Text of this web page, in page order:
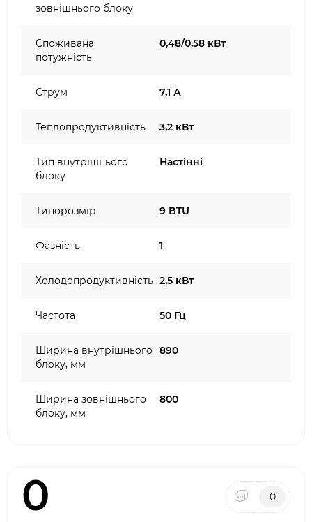
зовнішнього блоку
Споживана
потужність
0,48/0,58 кВт
Струм 7,1 А
Теплопродуктивність 3,2 кВт
Тип внутрішнього
блоку
Настінні
Типорозмір 9 BTU
Фазність 1
Холодопродуктивність 2,5 кВт
Частота 50 Гц
Ширина внутрішнього
блоку, мм
890
Ширина зовнішнього
блоку, мм
800
0 0